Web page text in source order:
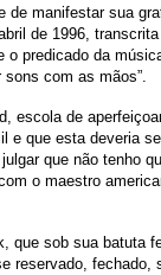
manifestar sua
de 1996,
predicado da
com as mãos”.
escola de
que esta deveria
que não tenho
o maestro
que sob sua batuta
reservado, fechado,